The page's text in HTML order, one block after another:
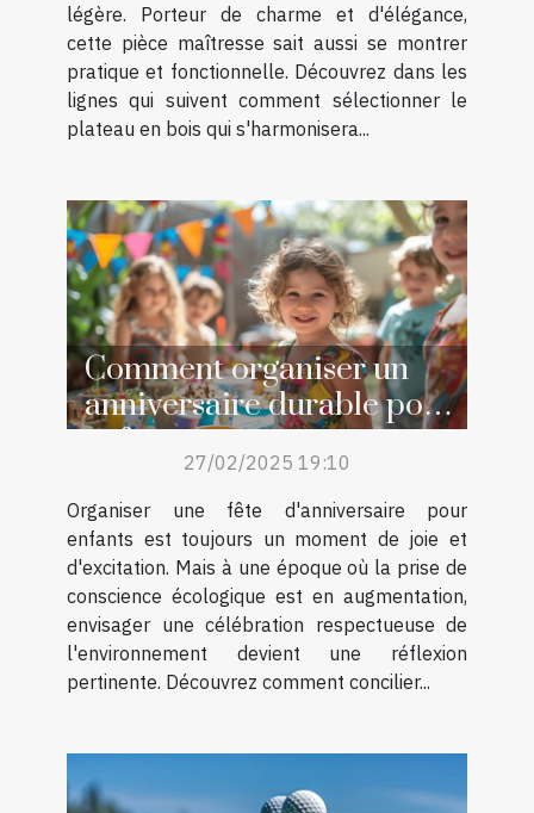
légère. Porteur de charme et d'élégance,
cette pièce maîtresse sait aussi se montrer
pratique et fonctionnelle. Découvrez dans les
lignes qui suivent comment sélectionner le
plateau en bois qui s'harmonisera...
Comment organiser un
anniversaire durable pour
enfants
27/02/2025 19:10
Organiser une fête d'anniversaire pour
enfants est toujours un moment de joie et
d'excitation. Mais à une époque où la prise de
conscience écologique est en augmentation,
envisager une célébration respectueuse de
l'environnement devient une réflexion
pertinente. Découvrez comment concilier...